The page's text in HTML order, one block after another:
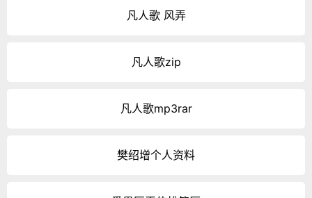
凡人歌 风弄
凡人歌zip
凡人歌mp3rar
樊绍增个人资料